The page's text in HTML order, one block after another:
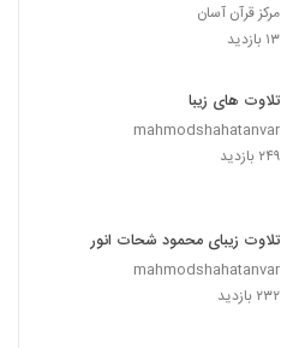
مرکز قرآن آسان
۱۳ بازدید
تلاوت های زیبا
mahmodshahatanvar
۲۴۹ بازدید
تلاوت زیبای محمود شحات انور
mahmodshahatanvar
۲۳۲ بازدید